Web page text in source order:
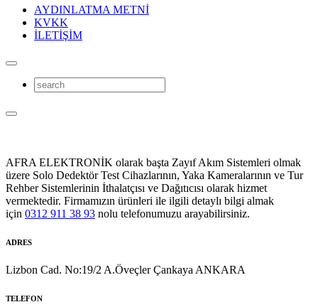
AYDINLATMA METNİ
KVKK
İLETİŞİM
AFRA ELEKTRONİK olarak başta Zayıf Akım Sistemleri olmak
üzere Solo Dedektör Test Cihazlarının, Yaka Kameralarının ve Tur
Rehber Sistemlerinin İthalatçısı ve Dağıtıcısı olarak hizmet
vermektedir. Firmamızın ürünleri ile ilgili detaylı bilgi almak
için 0312 911 38 93 nolu telefonumuzu arayabilirsiniz.
ADRES
Lizbon Cad. No:19/2 A.Öveçler Çankaya ANKARA
TELEFON